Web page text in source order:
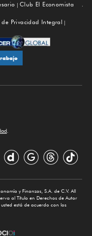
Subir
Club El Economista
de Privacidad Integral
.
y Finanzas, S.A. de C.V. All
al Título en Derechos de Autor
está de acuerdo con los